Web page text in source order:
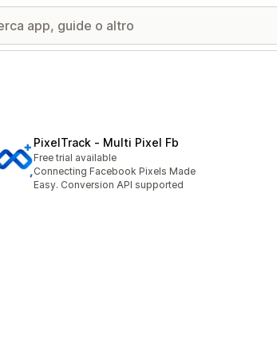
PixelTrack ‑ Multi Pixel Fb
Free trial available
Connecting Facebook Pixels Made
Easy. Conversion API supported